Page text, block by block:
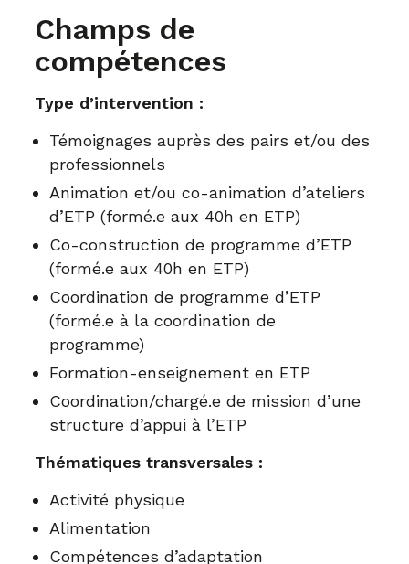
Champs de
compétences
Type d’intervention :
Témoignages auprès des pairs et/ou des
professionnels
Animation et/ou co-animation d’ateliers
d’ETP (formé.e aux 40h en ETP)
Co-construction de programme d’ETP
(formé.e aux 40h en ETP)
Coordination de programme d’ETP
(formé.e à la coordination de
programme)
Formation-enseignement en ETP
Coordination/chargé.e de mission d’une
structure d’appui à l’ETP
Thématiques transversales :
Activité physique
Alimentation
Compétences d’adaptation